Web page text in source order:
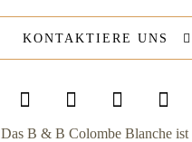
KONTAKTIERE UNS
Das B & B Colombe Blanche ist